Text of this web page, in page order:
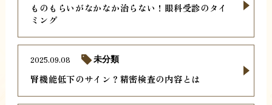
ものもらいがなかなか治らない！眼科受診のタイ
ミング
腎機能低下のサイン？精密検査の内容とは
2025.09.08 未分類